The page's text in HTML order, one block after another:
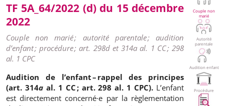
TF 5A_64/2022 (d) du 15 décembre
2022
Couple non marié ; autorité parentale ; audition
d’enfant ; procédure ; art. 298d et 314a al. 1 CC ; 298
al. 1 CPC
Audition de l’enfant – rappel des principes
(art. 314aal. 1 CC ; art. 298 al. 1 CPC). L’enfant
est directement concerné·e par la règlementation
Couple non
marié
Autorité
parentale
Audition enfant
Procédure